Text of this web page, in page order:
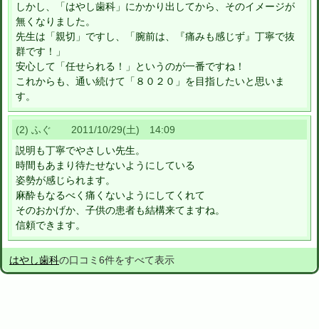
しかし、「はやし歯科」にかかり出してから、そのイメージが
無くなりました。
先生は「親切」ですし、「腕前は、『痛みも感じず』丁寧で抜
群です！」
安心して「任せられる！」というのが一番ですね！
これからも、通い続けて「８０２０」を目指したいと思いま
す。
(2) ふぐ 2011/10/29(土) 14:09
説明も丁寧でやさしい先生。
時間もあまり待たせないようにしている
姿勢が感じられます。
麻酔もなるべく痛くないようにしてくれて
そのおかげか、子供の患者も結構来てますね。
信頼できます。
はやし歯科の口コミ6件をすべて表示